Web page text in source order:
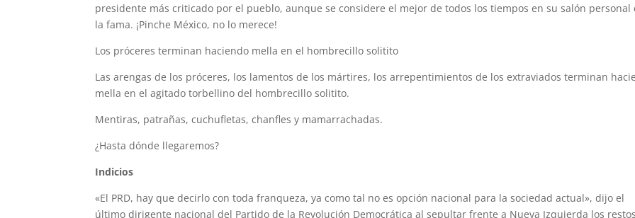
presidente más criticado por el pueblo, aunque se considere el mejor de todos los tiempos en su salón personal
la fama. ¡Pinche México, no lo merece!
Los próceres terminan haciendo mella en el hombrecillo solitito
Las arengas de los próceres, los lamentos de los mártires, los arrepentimientos de los extraviados terminan
mella en el agitado torbellino del hombrecillo solitito.
Mentiras, patrañas, cuchufletas, chanfles y mamarrachadas.
¿Hasta dónde llegaremos?
Indicios
«El PRD, hay que decirlo con toda franqueza, ya como tal no es opción nacional para la sociedad actual», dijo el
último dirigente nacional del Partido de la Revolución Democrática al sepultar frente a Nueva Izquierda los